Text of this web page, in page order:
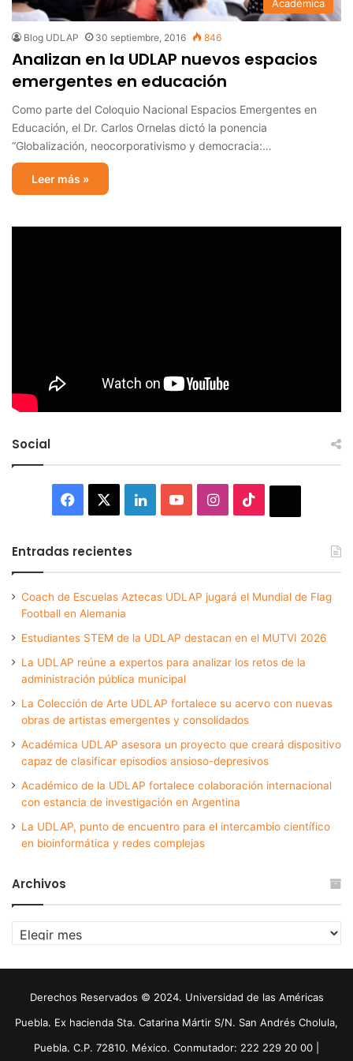
Académica
Blog UDLAP 30 septiembre, 2016 846
Analizan en la UDLAP nuevos espacios
emergentes en educación
Como parte del Coloquio Nacional Espacios Emergentes en
Educación, el Dr. Carlos Ornelas dictó la ponencia
“Globalización, neocorporativismo y democracia:…
Leer más »
Social
Facebook LinkedInYouTubeInstagram
Entradas recientes
Coach de Escuelas Aztecas UDLAP jugará el Mundial de Flag
Football en Alemania
Estudiantes STEM de la UDLAP destacan en el MUTVI 2026
La UDLAP reúne a expertos para analizar los retos de la
administración pública municipal
La Colección de Arte UDLAP fortalece su acervo con nuevas
obras de artistas emergentes y consolidados
Académica UDLAP asesora un proyecto que creará dispositivo
capaz de clasificar episodios ansioso-depresivos
Académico de la UDLAP fortalece colaboración internacional
con estancia de investigación en Argentina
La UDLAP, punto de encuentro para el intercambio científico
en bioinformática y redes complejas
Archivos
Archivos
Derechos Reservados © 2024. Universidad de las Américas
Puebla. Ex hacienda Sta. Catarina Mártir S/N. San Andrés Cholula,
Puebla. C.P. 72810. México. Conmutador: 222 229 20 00 |